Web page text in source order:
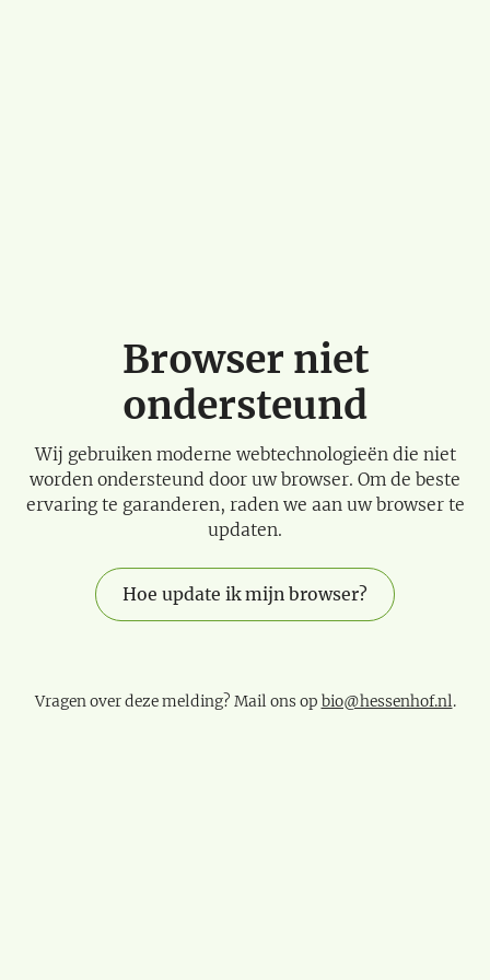
Browser niet
ondersteund
Wij gebruiken moderne webtechnologieën die niet
worden ondersteund door uw browser. Om de beste
ervaring te garanderen, raden we aan uw browser te
updaten.
Hoe update ik mijn browser?
Vragen over deze melding? Mail ons op bio@hessenhof.nl.